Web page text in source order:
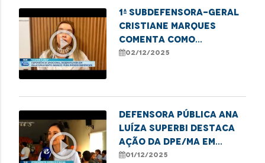
play_circle_outline
1ª subdefensora-geral
Cristiane Marques
comenta como
dependência emocional
02/12/2025
play_circle_outline
Defensora Pública Ana
Luíza Superbi destaca
ação da DPE/MA em
Imperatriz em defesa
01/12/2025